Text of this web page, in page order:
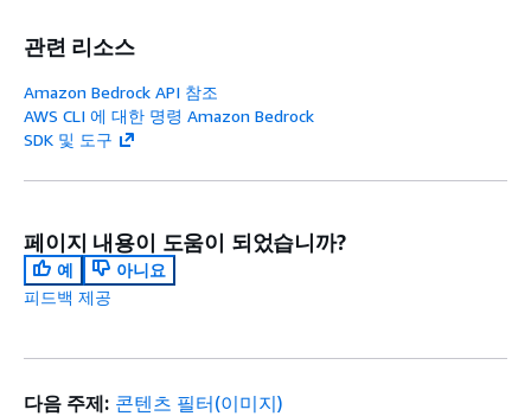
관련 리소스
Amazon Bedrock API 참조
AWS CLI 에 대한 명령 Amazon Bedrock
SDK 및 도구
페이지 내용이 도움이 되었습니까?
예
아니요
피드백 제공
다음 주제: 콘텐츠 필터(이미지)